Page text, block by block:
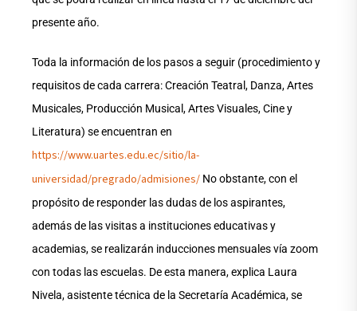
presente año.
Toda la información de los pasos a seguir (procedimiento y
requisitos de cada carrera: Creación Teatral, Danza, Artes
Musicales, Producción Musical, Artes Visuales, Cine y
Literatura) se encuentran en
https://www.uartes.edu.ec/sitio/la-
universidad/pregrado/admisiones/ No obstante, con el
propósito de responder las dudas de los aspirantes,
además de las visitas a instituciones educativas y
academias, se realizarán inducciones mensuales vía zoom
con todas las escuelas. De esta manera, explica Laura
Nivela, asistente técnica de la Secretaría Académica, se